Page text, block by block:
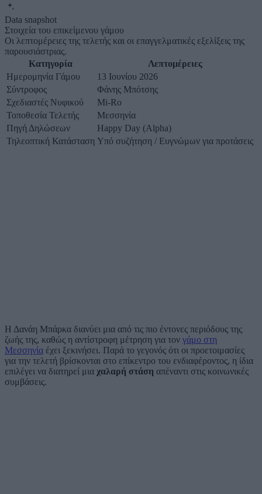
Data snapshot
Στοιχεία του επικείμενου γάμου
Οι λεπτομέρειες της τελετής και οι επαγγελματικές εξελίξεις της
παρουσιάστριας.
Κατηγορία
Λεπτομέρειες
Ημερομηνία Γάμου
13 Ιουνίου 2026
Σύντροφος
Φάνης Μπότσης
Σχεδιαστές Νυφικού
Mi-Ro
Τοποθεσία Τελετής
Μεσσηνία
Πηγή Δηλώσεων
Happy Day (Alpha)
Τηλεοπτική Κατάσταση Υπό συζήτηση / Ευγνώμων για προτάσεις
Η Δανάη Μπάρκα διανύει μια από τις πιο έντονες περιόδους της
ζωής της, καθώς η αντίστροφη μέτρηση για τον γάμο στη
Μεσσηνία έχει ξεκινήσει. Παρά το γεγονός ότι οι προετοιμασίες
για την τελετή βρίσκονται στο επίκεντρο του ενδιαφέροντος, η ίδια
επιλέγει να διατηρεί μια χαλαρή στάση απέναντι στις κοινωνικές
συμβάσεις.